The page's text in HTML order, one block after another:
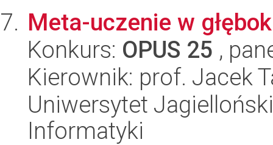
Meta-uczenie w
Konkurs: OPUS 25 ,
Kierownik: prof. Jacek
Uniwersytet
Informatyki